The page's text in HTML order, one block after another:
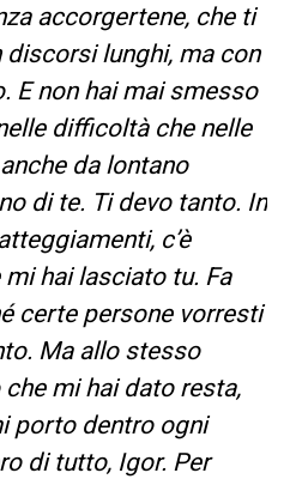
accorgertene, che ti
lunghi, ma con
E non hai mai smesso
difficoltà che nelle
da lontano
di te. Ti devo tanto. In
c’è
hai lasciato tu. Fa
certe persone vorresti
Ma allo stesso
mi hai dato resta,
porto dentro ogni
di tutto, Igor. Per